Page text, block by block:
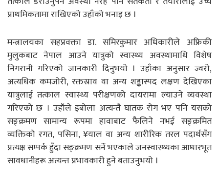
प्राथमिकतामा राखिएको उहाँको भनाइ छ ।
मन्त्रालयका सहप्रवक्ता डा. समिरकुमार अधिकारीले अफ्रिकी
मुलुकबाट नेपाल आउने यात्रुको स्वास्थ्य अवस्थामाथि विशेष
निगरानी गरिएको जानकारी दिनुभयो । उहाँका अनुसार ज्वरो,
अत्यधिक कमजोरी, रक्तस्राव वा अन्य शङ्कास्पद लक्षण देखिएका
यात्रुलाई तत्काल स्वास्थ्य परीक्षणको दायरामा ल्याउने व्यवस्था
गरिएको छ । उहाँले इबोला अत्यन्तै घातक रोग भए पनि यसको
सङ्क्रमण सामान्य रूपमा हावाबाट फैलिने नभई सङ्क्रमित
व्यक्तिको रगत, पसिना, ¥याल वा अन्य शारीरिक तरल पदार्थसँग
प्रत्यक्ष सम्पर्क हुँदा सङ्क्रमण सर्ने भएकाले जनस्वास्थ्यका आधारभूत
सावधानीहरू अत्यन्त प्रभावकारी हुने बताउनुभयो ।